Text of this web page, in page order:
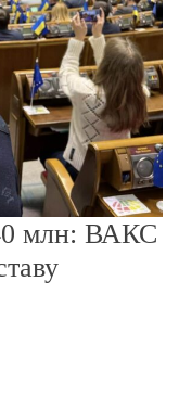
о
р
е
ж
и
м
у
млн: ВАКС